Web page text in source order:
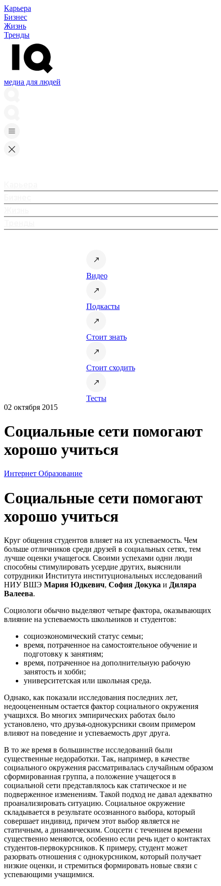
Карьера
Бизнес
Жизнь
Тренды
медиа для людей
Видео
Подкасты
Стоит знать
Стоит сходить
Тесты
02 октября 2015
Социальные сети помогают
хорошо учиться
Интернет Образование
Социальные сети помогают
хорошо учиться
Круг общения студентов влияет на их успеваемость. Чем
больше отличников среди друзей в социальных сетях, тем
лучше оценки учащегося. Своими успехами одни люди
способны стимулировать усердие других, выяснили
сотрудники Института институциональных исследований
НИУ ВШЭ Мария Юдкевич, София Докука и Диляра
Валеева.
Социологи обычно выделяют четыре фактора, оказывающих
влияние на успеваемость школьников и студентов:
социоэкономический статус семьи;
время, потраченное на самостоятельное обучение и
подготовку к занятиям;
время, потраченное на дополнительную рабочую
занятость и хобби;
университетская или школьная среда.
Однако, как показали исследования последних лет,
недооцененным остается фактор социального окружения
учащихся. Во многих эмпирических работах было
установлено, что друзья-однокурсники своим примером
влияют на поведение и успеваемость друг друга.
В то же время в большинстве исследований были
существенные недоработки. Так, например, в качестве
социального окружения рассматривалась случайным образом
сформированная группа, а положение учащегося в
социальной сети представлялось как статическое и не
подверженное изменениям. Такой подход не давал адекватно
проанализировать ситуацию. Социальное окружение
складывается в результате осознанного выбора, который
совершает индивид, причем этот выбор является не
статичным, а динамическим. Соцсети с течением времени
существенно меняются, особенно если речь идет о контактах
студентов-первокурсников. К примеру, студент может
разорвать отношения с однокурсником, который получает
низкие оценки, и стремиться формировать новые связи с
успевающими учащимися.